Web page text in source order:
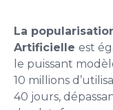
La
Artificielle est
le puissant
10 millions
40 jours,